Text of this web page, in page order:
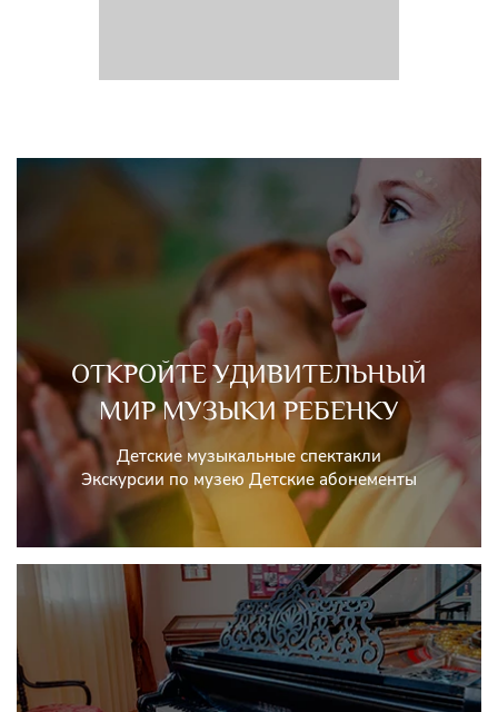
ОТКРОЙТЕ УДИВИТЕЛЬНЫЙ
МИР МУЗЫКИ РЕБЕНКУ
Детские музыкальные спектакли
Экскурсии по музею Детские абонементы